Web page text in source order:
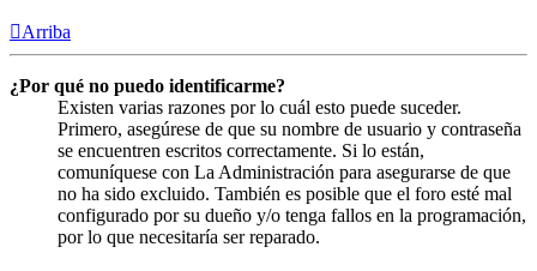
Arriba
¿Por qué no puedo identificarme?
Existen varias razones por lo cuál esto puede suceder.
Primero, asegúrese de que su nombre de usuario y contraseña
se encuentren escritos correctamente. Si lo están,
comuníquese con La Administración para asegurarse de que
no ha sido excluido. También es posible que el foro esté mal
configurado por su dueño y/o tenga fallos en la programación,
por lo que necesitaría ser reparado.